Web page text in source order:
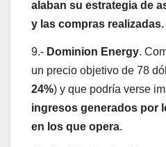
alaban su estrategia de
y las compras realizadas.
9.- Dominion Energy.
un precio objetivo de 78
24%) y que podría verse
ingresos generados por
en los que opera.